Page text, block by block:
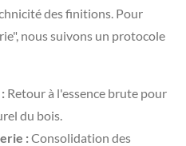
des finitions. Pour
nous suivons un protocole
Retour à l'essence brute pour
du bois.
:Consolidation des